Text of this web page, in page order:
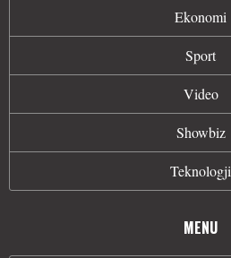
Ekonomi
Sport
Video
Showbiz
Teknologji
MENU